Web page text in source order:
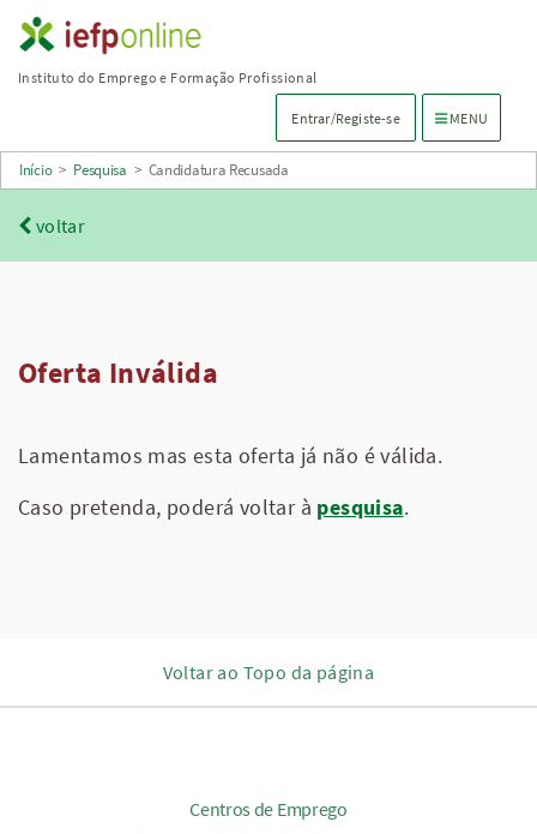
Saltar
para
principal
Instituto do Emprego e Formação Profissional
Entrar/Registe-se Menu de
MENU
Início > Pesquisa > Candidatura Recusada
voltar
Oferta Inválida
Lamentamos mas esta oferta já não é válida.
Caso pretenda, poderá voltar à pesquisa.
Voltar ao Topo da página
Centros de Emprego